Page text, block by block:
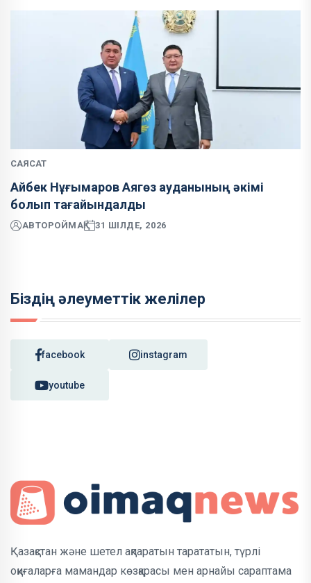
САЯСАТ
Айбек Нұғымаров Аягөз ауданының әкімі
болып тағайындалды
АВТОРОЙМАҚ 31 ШІЛДЕ, 2026
Біздің әлеуметтік желілер
facebook instagram
youtube
Қазақстан және шетел ақпаратын тарататын, түрлі
оқиғаларға мамандар көзқарасы мен арнайы сараптама